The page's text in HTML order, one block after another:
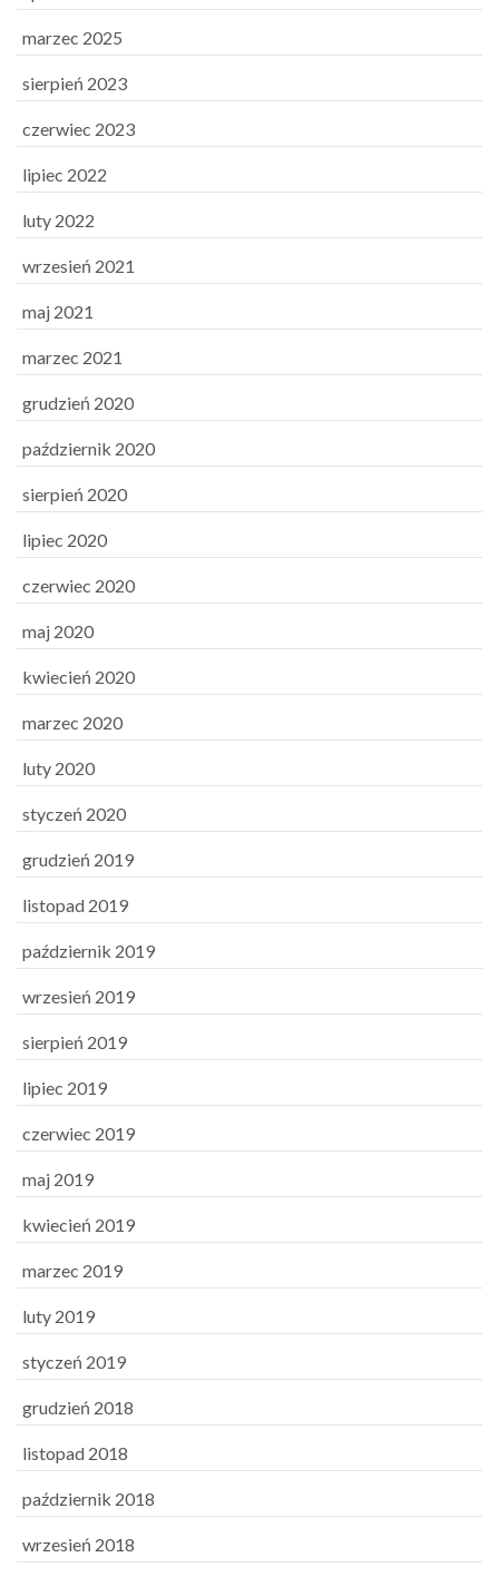
marzec 2025
sierpień 2023
czerwiec 2023
lipiec 2022
luty 2022
wrzesień 2021
maj 2021
marzec 2021
grudzień 2020
październik 2020
sierpień 2020
lipiec 2020
czerwiec 2020
maj 2020
kwiecień 2020
marzec 2020
luty 2020
styczeń 2020
grudzień 2019
listopad 2019
październik 2019
wrzesień 2019
sierpień 2019
lipiec 2019
czerwiec 2019
maj 2019
kwiecień 2019
marzec 2019
luty 2019
styczeń 2019
grudzień 2018
listopad 2018
październik 2018
wrzesień 2018